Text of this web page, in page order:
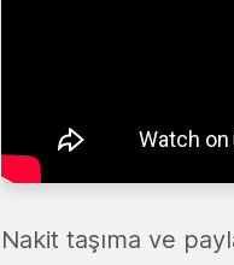
Nakit taşıma ve